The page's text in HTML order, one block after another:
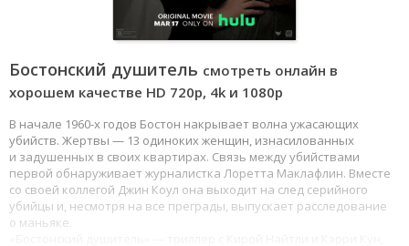
Бостонский душитель смотреть онлайн в
хорошем качестве HD 720p, 4k и 1080p
В начале 1960-х годов Бостон накрывает волна ужасающих
убийств. Жертвы — 13 одиноких женщин, изнасилованных
и задушенных в своих квартирах. Связь между убийствами
первой обнаруживает журналистка Лоретта Маклафлин. Вместе
со своей коллегой Джин Коул она выходит на след серийного
убийцы и, несмотря на все преграды, выпускает расследование
о маньяке.